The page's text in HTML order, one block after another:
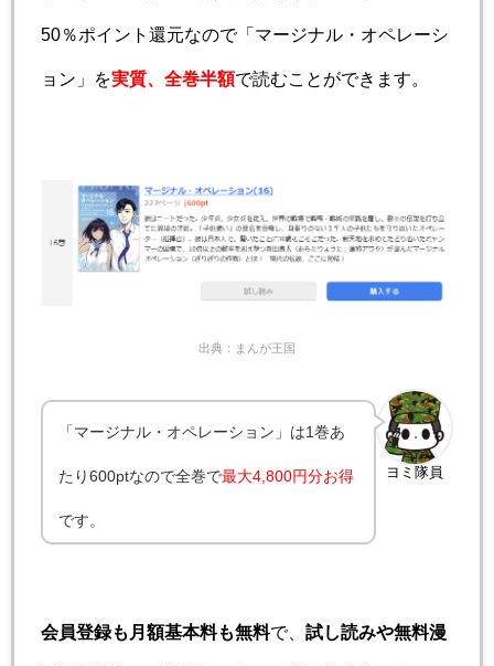
50％ポイント還元なので「マージナル・オペレーシ
ョン」を実質、全巻半額で読むことができます。
出典：まんが王国
ヨミ隊員
「マージナル・オペレーション」は1巻あ
たり600ptなので全巻で最大4,800円分お得
です。
会員登録も月額基本料も無料で、 試し読みや無料漫